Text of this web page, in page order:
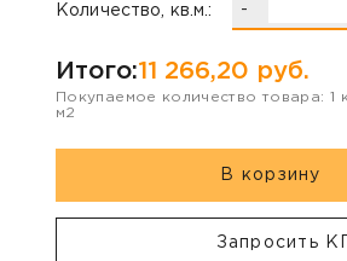
Количество, кв.м.: -
Итого:11 266,20 руб.
Покупаемое количество товара: 1
м2
В корзину
Запросить КП